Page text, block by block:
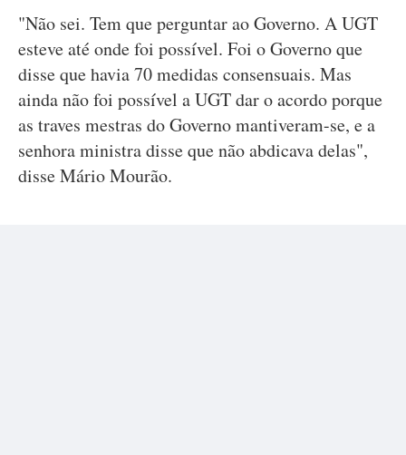
"Não sei. Tem que perguntar ao Governo. A UGT
esteve até onde foi possível. Foi o Governo que
disse que havia 70 medidas consensuais. Mas
ainda não foi possível a UGT dar o acordo porque
as traves mestras do Governo mantiveram-se, e a
senhora ministra disse que não abdicava delas",
disse Mário Mourão.